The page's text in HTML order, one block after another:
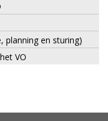
planning en sturing)
VO